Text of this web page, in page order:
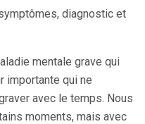
diagnostic et
mentale grave qui
importante qui ne
avec le temps. Nous
moments, mais avec